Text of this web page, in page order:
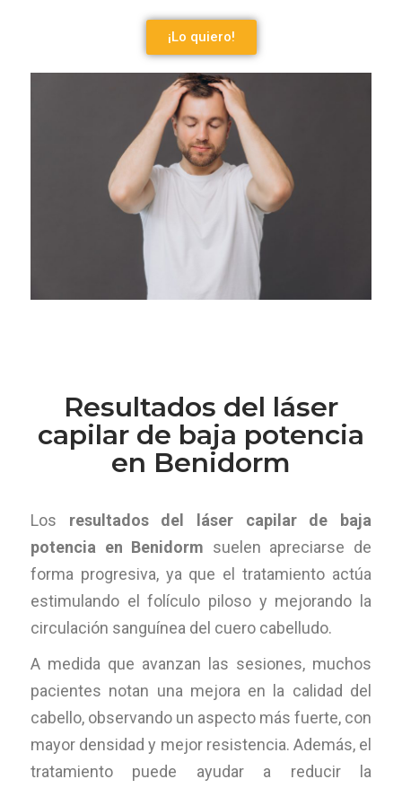
¡Lo quiero!
Resultados del láser
capilar de baja potencia
en Benidorm
Los resultados del láser capilar de baja
potencia en Benidorm suelen apreciarse de
forma progresiva, ya que el tratamiento actúa
estimulando el folículo piloso y mejorando la
circulación sanguínea del cuero cabelludo.
A medida que avanzan las sesiones, muchos
pacientes notan una mejora en la calidad del
cabello, observando un aspecto más fuerte, con
mayor densidad y mejor resistencia. Además, el
tratamiento puede ayudar a reducir la